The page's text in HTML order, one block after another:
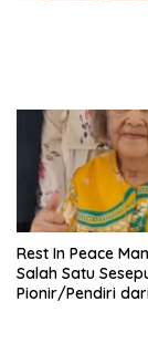
Rest In Peace
Salah Satu
Pionir/Pendiri